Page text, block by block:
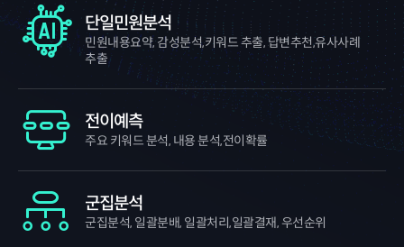
단일민원분석
민원내용요약, 감성분석,키워드 추출, 답변추천,유사사례
추출
전이예측
주요 키워드 분석, 내용 분석,전이확률
군집분석
군집분석, 일괄분배, 일괄처리,일괄결재, 우선순위